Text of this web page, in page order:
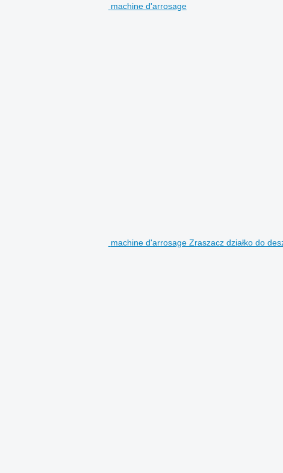
machine d'arrosage
machine d'arrosage Zraszacz działko do